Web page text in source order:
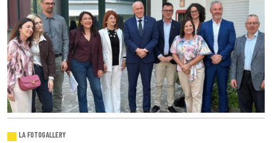
LA FOTOGALLERY